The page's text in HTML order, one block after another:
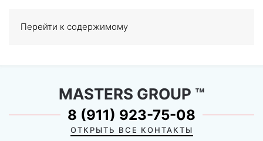
Перейти к содержимому
0
MASTERS GROUP ™
8 (911) 923-75-08
ОТКРЫТЬ ВСЕ КОНТАКТЫ